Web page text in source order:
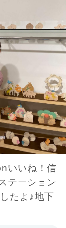
いいね！信
テーション
たよ♪地下